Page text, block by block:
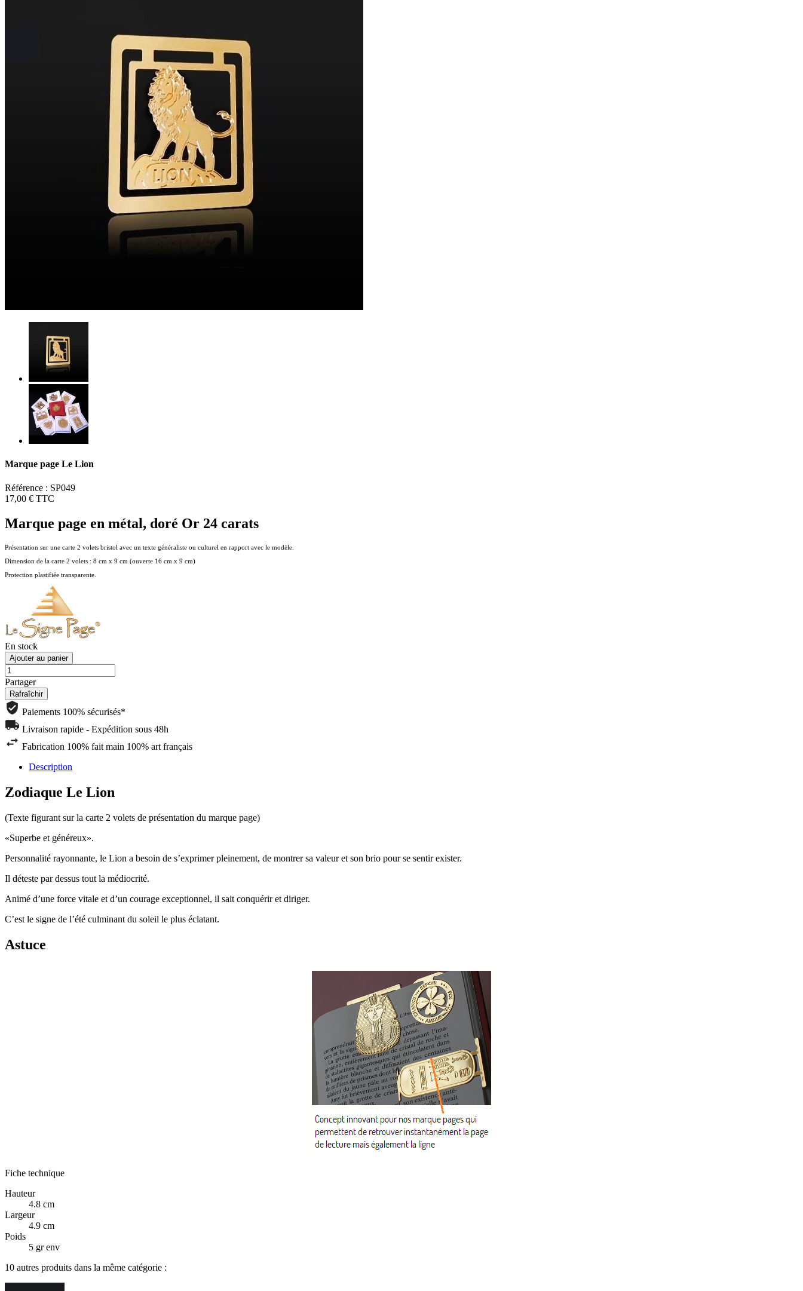
Marque page Le Lion
Référence : SP049
17,00 € TTC
Marque page en métal, doré Or 24 carats
Présentation sur une carte 2 volets bristol avec un texte généraliste ou culturel en rapport avec le modèle.
Dimension de la carte 2 volets : 8 cm x 9 cm (ouverte 16 cm x 9 cm)
Protection plastifiée transparente.
En stock
Ajouter au panier
Partager
Paiements 100% sécurisés*
Livraison rapide - Expédition sous 48h
Fabrication 100% fait main 100% art français
Description
Zodiaque Le Lion
(Texte figurant sur la carte 2 volets de présentation du marque page)
«Superbe et généreux».
Personnalité rayonnante, le Lion a besoin de s’exprimer pleinement, de montrer sa valeur et son brio pour se sentir exister.
Il déteste par dessus tout la médiocrité.
Animé d’une force vitale et d’un courage exceptionnel, il sait conquérir et diriger.
C’est le signe de l’été culminant du soleil le plus éclatant.
Astuce
Fiche technique
Hauteur
4.8 cm
Largeur
4.9 cm
Poids
5 gr env
10 autres produits dans la même catégorie :